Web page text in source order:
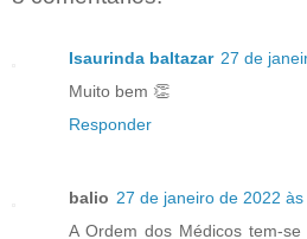
Isaurinda baltazar 27 de
Muito bem 👏
Responder
balio 27 de janeiro de 2022
A Ordem dos Médicos tem-